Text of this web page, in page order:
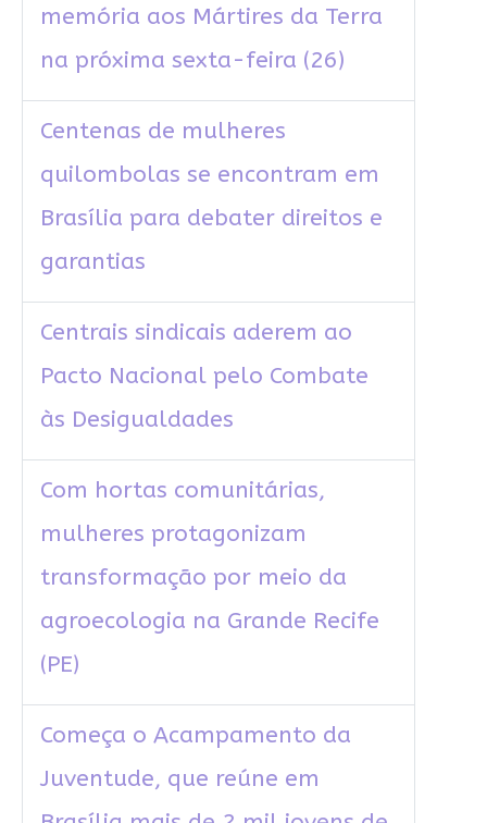
memória aos Mártires da Terra
na próxima sexta-feira (26)
Centenas de mulheres
quilombolas se encontram em
Brasília para debater direitos e
garantias
Centrais sindicais aderem ao
Pacto Nacional pelo Combate
às Desigualdades
Com hortas comunitárias,
mulheres protagonizam
transformação por meio da
agroecologia na Grande Recife
(PE)
Começa o Acampamento da
Juventude, que reúne em